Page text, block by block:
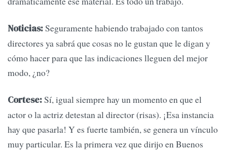
Noticias:Seguramente habiendo trabajado con tantos
directores ya sabrá que cosas no le gustan que le digan y
cómo hacer para que las indicaciones lleguen del mejor
modo, ¿no?
Cortese:Sí, igual siempre hay un momento en que el
actor o la actriz detestan al director (risas). ¡Esa instancia
hay que pasarla! Y es fuerte también, se genera un vínculo
muy particular. Es la primera vez que dirijo en Buenos